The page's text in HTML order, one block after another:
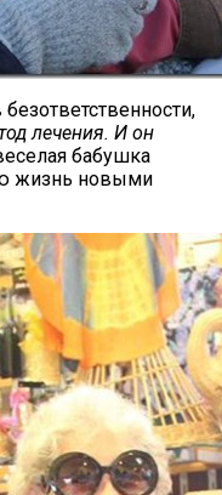
лечения. И он
бабушка
жизнь новыми